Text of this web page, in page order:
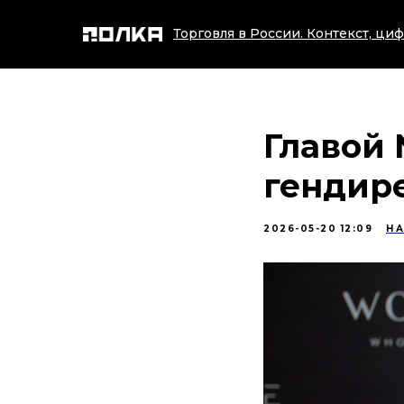
Торговля в России. Контекст,
Главой
2026-05-20 12:09